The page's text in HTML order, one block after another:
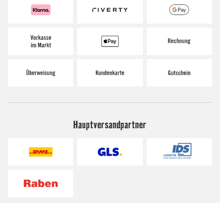
Hauptversandpartner